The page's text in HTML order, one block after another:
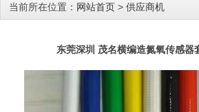
当前所在位置： 网站首页 > 供应商机
东莞深圳 茂名横编造氮氧传感器